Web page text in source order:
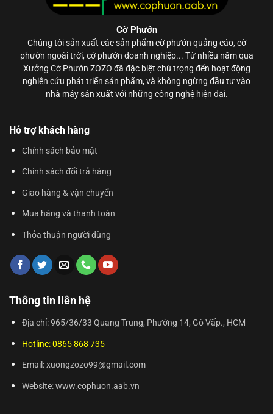
Cờ Phướn
Chúng tôi sản xuất các sản phẩmcờ phướn quảng cáo, cờ
phướn ngoài trời, cờ phướn doanh nghiệp... Từ nhiều năm qua
Xưởng Cờ Phướn ZOZO đã đặc biệt chú trọng đến hoạt động
nghiên cứu phát triển sản phẩm, và không ngừng đầu tư vào
nhà máy sản xuất với những công nghệ hiện đại.
Hỗ trợ khách hàng
Chính sách bảo mật
Chính sách đổi trả hàng
Giao hàng & vận chuyển
Mua hàng và thanh toán
Thỏa thuận người dùng
Thông tin liên hệ
Địa chỉ: 965/36/33 Quang Trung, Phường 14, Gò Vấp., HCM
Hotline: 0865 868 735
Email: xuongzozo99@gmail.com
Website: www.cophuon.aab.vn